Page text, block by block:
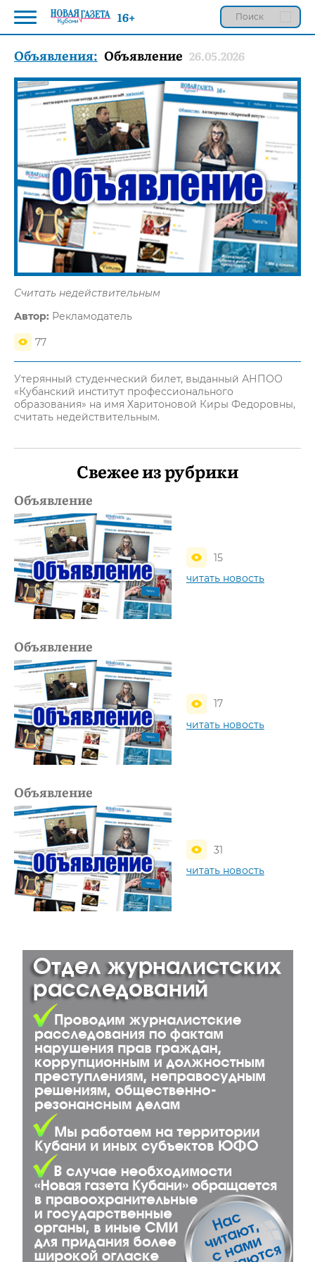
Объявления: Объявление 26.05.2026
Считать недействительным
Автор: Рекламодатель
77
Утерянный студенческий билет, выданный АНПОО
«Кубанский институт профессионального
образования» на имя Харитоновой Киры Федоровны,
считать недействительным.
Свежее из рубрики
Объявление
15
читать новость
Объявление
17
читать новость
Объявление
31
читать новость
16+